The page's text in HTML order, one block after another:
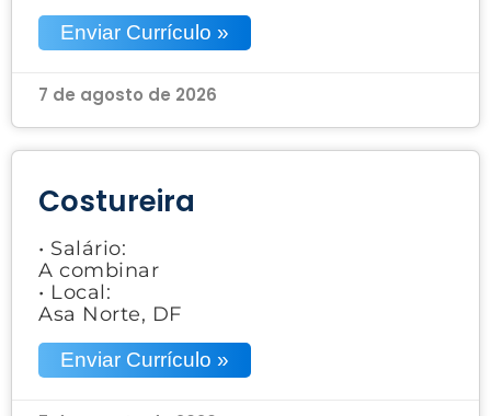
Enviar Currículo »
7 de agosto de 2026
Costureira
• Salário:
A combinar
• Local:
Asa Norte, DF
Enviar Currículo »